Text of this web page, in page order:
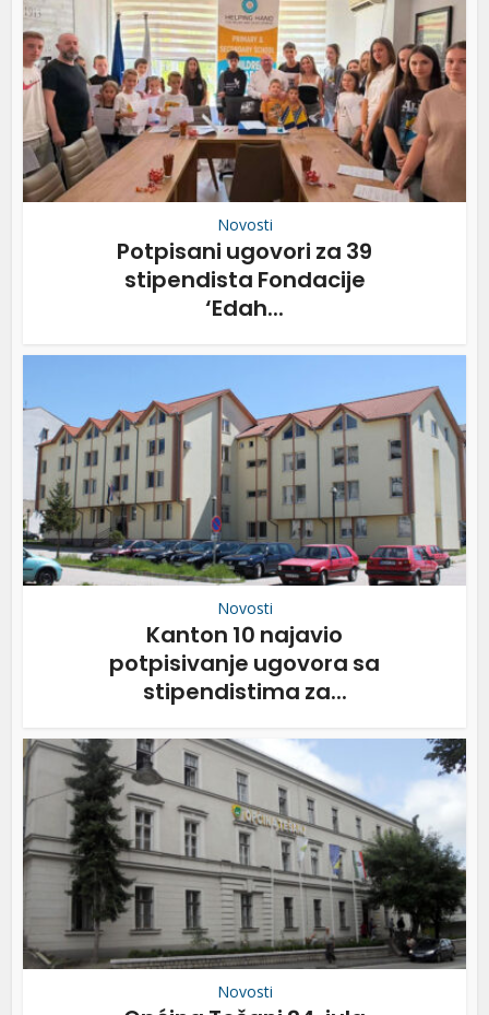
Novosti
Potpisani ugovori za 39
stipendista Fondacije
‘Edah...
Novosti
Kanton 10 najavio
potpisivanje ugovora sa
stipendistima za...
Novosti